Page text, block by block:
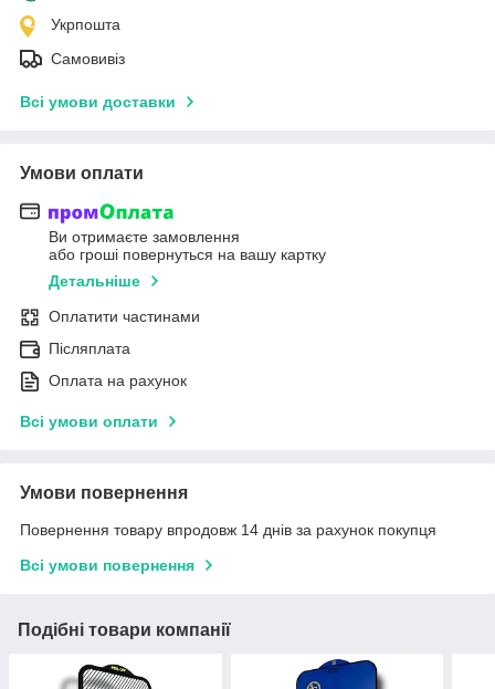
Укрпошта
Самовивіз
Всі умови доставки
Умови оплати
Ви отримаєте замовлення
або гроші повернуться на вашу картку
Детальніше
Оплатити частинами
Післяплата
Оплата на рахунок
Всі умови оплати
Умови повернення
Повернення товару впродовж 14 днів за рахунок покупця
Всі умови повернення
Подібні товари компанії